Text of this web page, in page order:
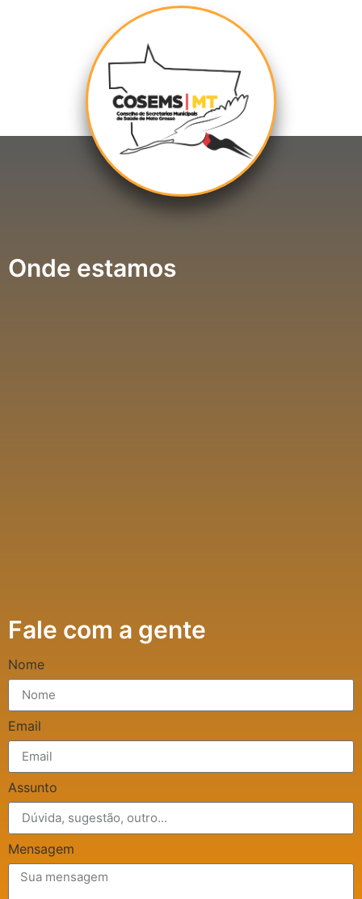
Onde estamos
Fale com a gente
Nome
Email
Assunto
Mensagem